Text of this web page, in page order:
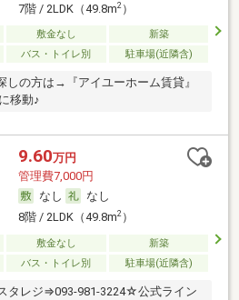
7階 / 2LDK（49.8m2）
敷金なし
新築
バス・トイレ別 駐車場(近隣含)
しの方は→『アイユーホーム賃貸』
移動♪
9.60万円
管理費7,000円
なし
なし
8階 / 2LDK（49.8m2）
敷金なし
新築
バス・トイレ別 駐車場(近隣含)
タレジ⇒093-981-3224☆公式ライン